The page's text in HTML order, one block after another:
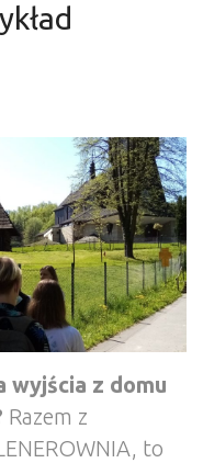
wyjścia z domu
Razem z
to